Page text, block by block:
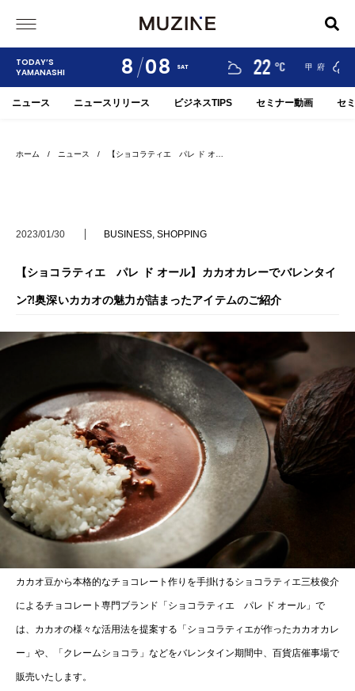
TODAY’S
YAMANASHI
8 08 SAT
河口湖 大月 22 甲府 24 °C
ニュース ニュースリリース ビジネスTIPS セミナー動画 セ
ホーム / ニュース / 【ショコラティエ パレ ド オ…
2023/01/30 BUSINESS, SHOPPING
【ショコラティエ パレ ド オール】カカオカレーでバレンタイ
ン⁈奥深いカカオの魅力が詰まったアイテムのご紹介
カカオ豆から本格的なチョコレート作りを手掛けるショコラティエ三枝俊介
によるチョコレート専門ブランド「ショコラティエ パレ ド オール」で
は、カカオの様々な活用法を提案する「ショコラティエが作ったカカオカレ
ー」や、「クレームショコラ」などをバレンタイン期間中、百貨店催事場で
販売いたします。